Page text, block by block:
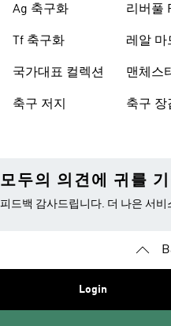
Ag 축구화
Tf 축구화
국가대표 컬렉션
축구 저지
리버풀
레알 마
맨체스
축구 장
모두의 의견에 귀를
피드백 감사드립니다. 더 나은 서
Login